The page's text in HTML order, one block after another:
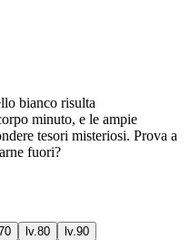
bianco risulta
minuto, e le ampie
tesori misteriosi. Prova a
fuori?
lv.80 lv.90